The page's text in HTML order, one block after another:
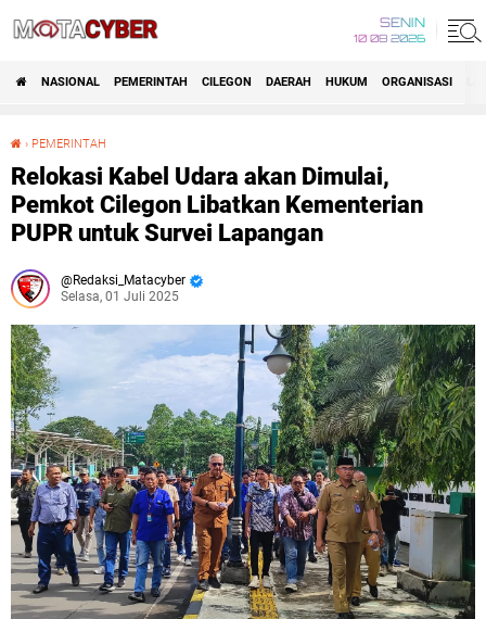
SENIN
10 08 2026
NASIONAL PEMERINTAH CILEGON DAERAH HUKUM ORGANISASI
› PEMERINTAH
Relokasi Kabel Udara akan Dimulai,
Pemkot Cilegon Libatkan Kementerian
PUPR untuk Survei Lapangan
Redaksi_Matacyber
Selasa, 01 Juli 2025